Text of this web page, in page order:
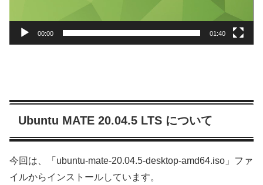
00:00 01:40
Ubuntu MATE 20.04.5 LTS について
今回は、「ubuntu-mate-20.04.5-desktop-amd64.iso」ファ
イルからインストールしています。